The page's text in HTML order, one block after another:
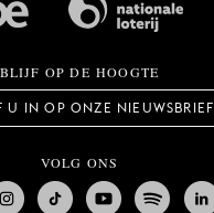
BLIJF OP DE HOOGTE
U IN OP ONZE NIEUWSBRIEF
VOLG ONS